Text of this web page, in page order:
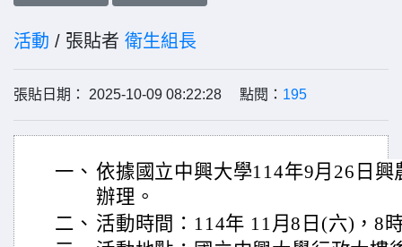
活動 / 張貼者 衛生組長
張貼日期： 2025-10-09 08:22:28 點閱： 195
一、 依據國立中興大學114年9月26日興
辦理。
二、 活動時間：114年 11月8日(六)，8